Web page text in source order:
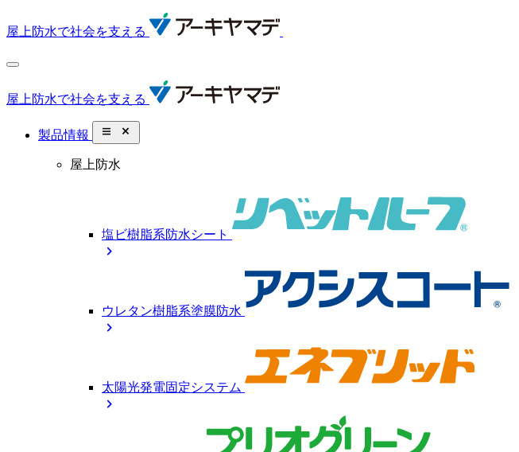
屋上防水で社会を支える
屋上防水で社会を支える
製品情報 close_small
屋上防水
塩ビ樹脂系防水シート
chevron_right
ウレタン樹脂系塗膜防水
chevron_right
太陽光発電固定システム
chevron_right